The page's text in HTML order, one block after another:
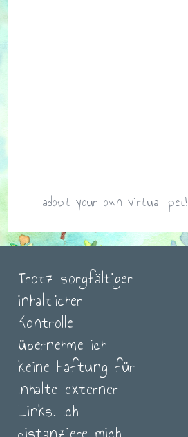
adopt your own virtual pet!
Trotz sorgfältiger
inhaltlicher
Kontrolle
übernehme ich
keine Haftung für
Inhalte externer
Links. Ich